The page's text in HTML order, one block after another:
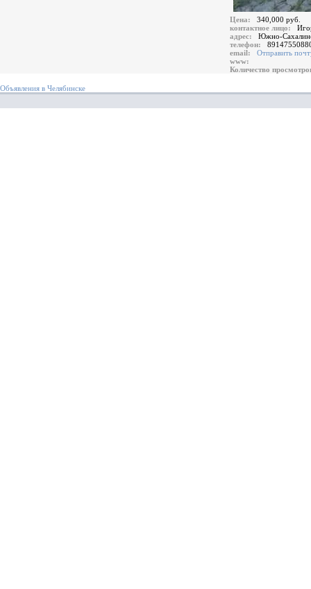
Цена:
340,000 руб.
контактное лицо:
адрес:
Южно-
телефон:
email:
Отправить
www:
Количество
Объявления в Челябинске